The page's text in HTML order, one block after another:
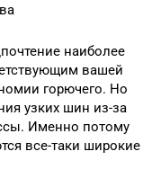
наиболее
вашей
горючего. Но
узких шин из-за
Именно потому
все-таки широкие